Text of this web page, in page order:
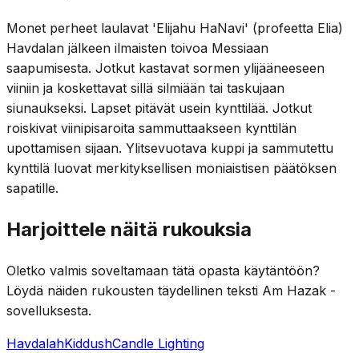
Monet perheet laulavat 'Elijahu HaNavi' (profeetta Elia)
Havdalan jälkeen ilmaisten toivoa Messiaan
saapumisesta. Jotkut kastavat sormen ylijääneeseen
viiniin ja koskettavat sillä silmiään tai taskujaan
siunaukseksi. Lapset pitävät usein kynttilää. Jotkut
roiskivat viinipisaroita sammuttaakseen kynttilän
upottamisen sijaan. Ylitsevuotava kuppi ja sammutettu
kynttilä luovat merkityksellisen moniaistisen päätöksen
sapatille.
Harjoittele näitä rukouksia
Oletko valmis soveltamaan tätä opasta käytäntöön?
Löydä näiden rukousten täydellinen teksti Am Hazak -
sovelluksesta.
HavdalahKiddushCandle Lighting